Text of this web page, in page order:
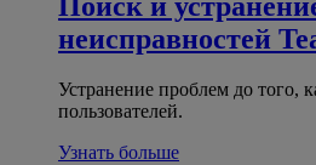
неисправностей
Устранение проблем до того,
пользователей.
Узнать больше